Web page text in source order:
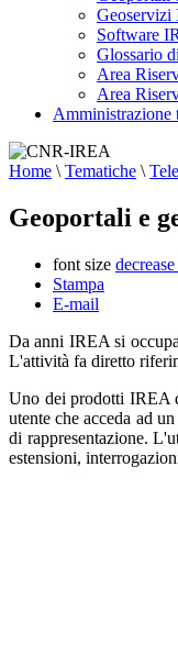
Geoservizi
Software
Glossario
Area
Area
Amministrazione
Home \ Tematiche \
Geoportali e
font size
Stampa
E-mail
Da anni IREA si
L'attività fa diretto
Uno dei prodotti IREA
utente che acceda ad
di rappresentazione.
estensioni,